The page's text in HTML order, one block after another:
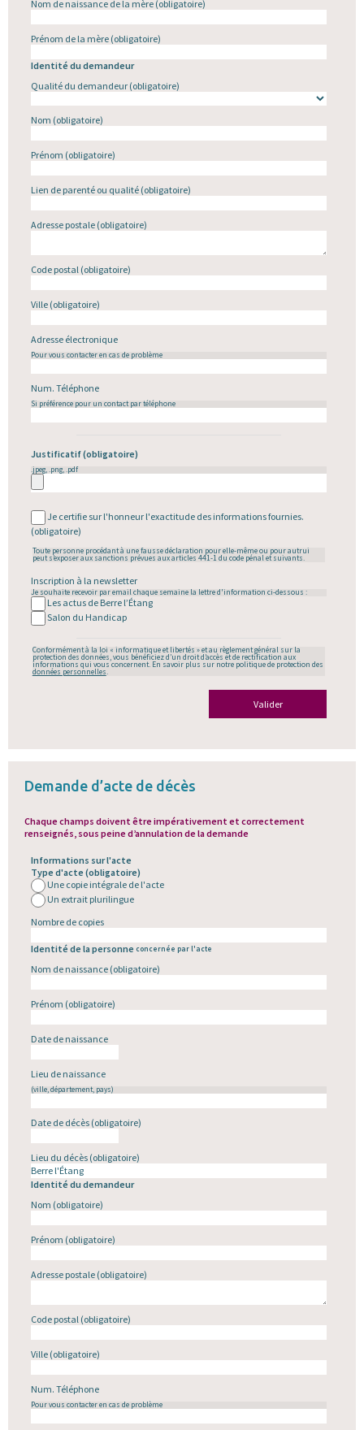
Nom de naissance de la mère (obligatoire)
Prénom de la mère(obligatoire)
Identité du demandeur
Qualité du demandeur(obligatoire)
Nom (obligatoire)
Prénom (obligatoire)
Lien de parenté ou qualité(obligatoire)
Adresse postale(obligatoire)
Code postal(obligatoire)
Ville(obligatoire)
Adresse électronique
Pour vous contacter en cas de problème
Num. Téléphone
Si préférence pour un contact par téléphone
Justificatif(obligatoire)
.jpeg, .png, .pdf
Je certifie sur l'honneur l'exactitude des informations fournies.
(obligatoire)
Toute personne procédant à une fausse déclaration pour elle-même ou pour autrui
peut s’exposer aux sanctions prévues aux articles 441-1 du code pénal et suivants.
Inscription à la newsletter
Je souhaite recevoir par email chaque semaine la lettre d'information ci-dessous :
Les actus de Berre l’Étang
Salon du Handicap
Conformément à la loi « informatique et libertés » et au règlement général sur la
protection des données, vous bénéficiez d’un droit d’accès et de rectification aux
informations qui vous concernent. En savoir plus sur notre politique de protection des
données personnelles.
Valider
Demande d’acte de décès
Chaque champs doivent être impérativement et correctement
renseignés , sous peine d’annulation de la demande
Informations sur l'acte
Type d'acte (obligatoire)
Une copie intégrale de l'acte
Un extrait plurilingue
Nombre de copies
Identité de la personne concernée par l'acte
Nom de naissance(obligatoire)
Prénom (obligatoire)
Date de naissance
Lieu de naissance
(ville, département, pays)
Date de décès(obligatoire)
Lieu du décès(obligatoire)
Identité du demandeur
Nom (obligatoire)
Prénom (obligatoire)
Adresse postale(obligatoire)
Code postal (obligatoire)
Ville(obligatoire)
Num. Téléphone
Pour vous contacter en cas de problème